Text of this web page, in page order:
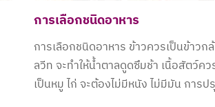
การเลือกชนิดอาหาร
การเลือกชนิดอาหาร ข้าวควรเป็นข้าวก
ลวีท จะทำให้น้ำตาลดูดซึมช้า เนื้อสัตว์คว
เป็นหมู ไก่ จะต้องไม่มีหนัง ไม่มีมัน การป